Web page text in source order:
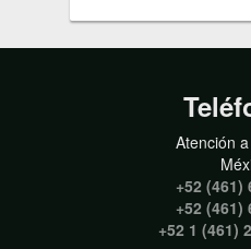
Atención
+52 (461)
+52 (461)
+52 1 (461)